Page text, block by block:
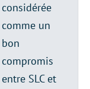
considérée
comme un
bon
compromis
entre SLC et